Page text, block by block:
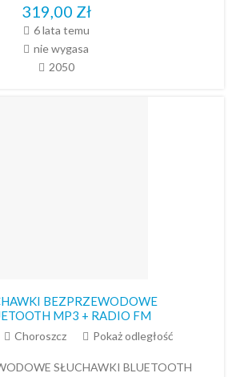
319,00 Zł
6 lata temu
nie wygasa
2050
BEZPRZEWODOWE
MP3 + RADIO FM
Choroszcz Pokaż odległość
SŁUCHAWKI BLUETOOTH